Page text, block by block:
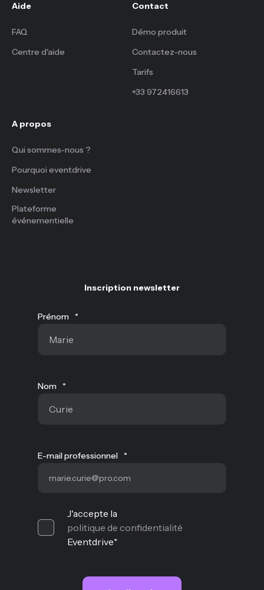
Aide
FAQ
Centre d'aide
Contact
Démo produit
Contactez-nous
Tarifs
+33 972416613
A propos
Qui sommes-nous ?
Pourquoi eventdrive
Newsletter
Plateforme
événementielle
Inscription newsletter
Prénom *
Nom *
E-mail professionnel *
J'accepte la
politique de confidentialité
Eventdrive*